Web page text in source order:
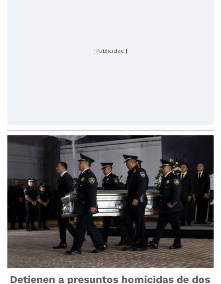
[Publicidad]
Detienen a presuntos homicidas de dos